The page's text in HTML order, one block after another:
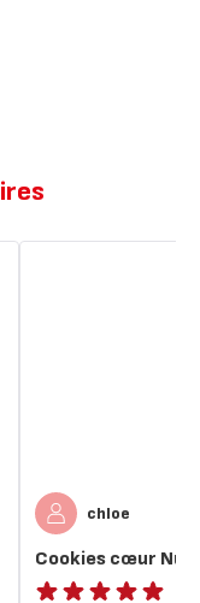
chloe
Cookies cœur